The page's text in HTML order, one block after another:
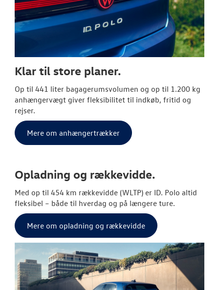
Klar til store planer.
Op til 441 liter bagagerumsvolumen og op til 1.200 kg
anhængervægt giver fleksibilitet til indkøb, fritid og
rejser.
Mere om anhængertrækker
Opladning og rækkevidde.
Med op til 454 km rækkevidde (WLTP) er ID. Polo altid
fleksibel – både til hverdag og på længere ture.
Mere om opladning og rækkevidde